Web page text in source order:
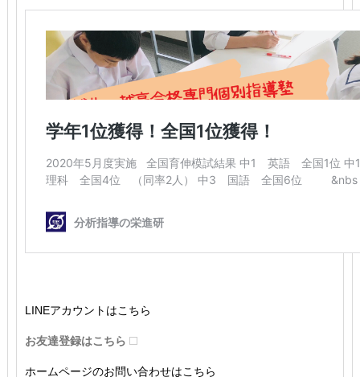
LINEアカウントはこちら
お友達登録はこちら
ホームページのお問い合わせはこちら